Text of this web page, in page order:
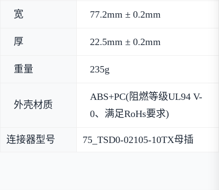
宽 77.2mm ± 0.2mm
厚 22.5mm ± 0.2mm
重量 235g
外壳材质
ABS+PC(阻燃等级UL94 V-
0、满足RoHs要求)
连接器型号 75_TSD0-02105-10TX母插